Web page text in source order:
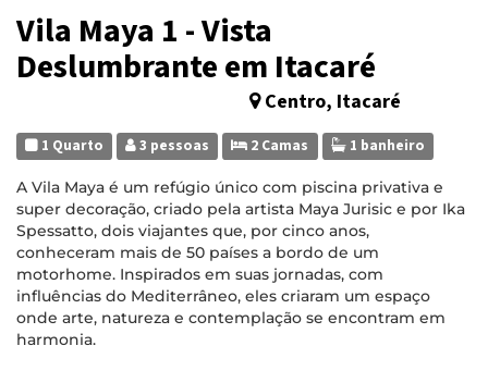
Vila Maya 1 - Vista
Deslumbrante em Itacaré
Centro, Itacaré
1 Quarto 3 pessoas 2 Camas 1 banheiro
A Vila Maya é um refúgio único com piscina privativa e
super decoração, criado pela artista Maya Jurisic e por Ika
Spessatto, dois viajantes que, por cinco anos,
conheceram mais de 50 países a bordo de um
motorhome. Inspirados em suas jornadas, com
influências do Mediterrâneo, eles criaram um espaço
onde arte, natureza e contemplação se encontram em
harmonia.